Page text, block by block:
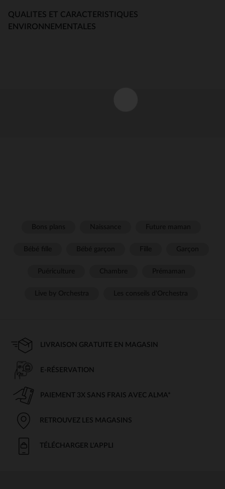
QUALITES ET CARACTERISTIQUES
ENVIRONNEMENTALES
LIVRAISON GRATUITE EN MAGASIN
E-RÉSERVATION
PAIEMENT 3X SANS FRAIS AVEC ALMA*
RETROUVEZ LES MAGASINS
TÉLÉCHARGER L'APPLI